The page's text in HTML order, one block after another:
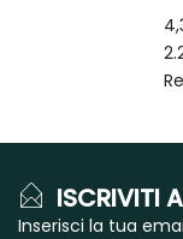
ISCRIVITI
Inserisci la tua